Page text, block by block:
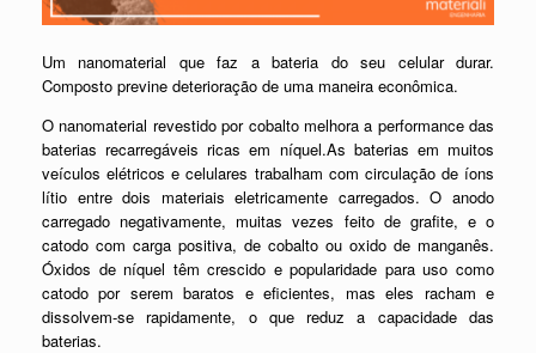
Um nanomaterial que faz a bateria do seu celular durar.
Composto previne deterioração de uma maneira econômica.
O nanomaterial revestido por cobalto melhora a performance das
baterias recarregáveis ricas em níquel.As baterias em muitos
veículos elétricos e celulares trabalham com circulação de íons
lítio entre dois materiais eletricamente carregados. O anodo
carregado negativamente, muitas vezes feito de grafite, e o
catodo com carga positiva, de cobalto ou oxido de manganês.
Óxidos de níquel têm crescido e popularidade para uso como
catodo por serem baratos e eficientes, mas eles racham e
dissolvem-se rapidamente, o que reduz a capacidade das
baterias.